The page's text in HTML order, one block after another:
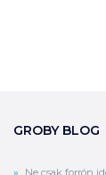
GROBY BLOG
Ne csak forrón